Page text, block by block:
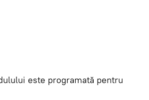
este programată pentru